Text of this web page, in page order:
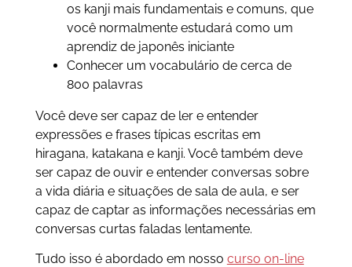
os kanji mais fundamentais e comuns, que
você normalmente estudará como um
aprendiz de japonês iniciante
Conhecer um vocabulário de cerca de
800 palavras
Você deve ser capaz de ler e entender
expressões e frases típicas escritas em
hiragana, katakana e kanji. Você também deve
ser capaz de ouvir e entender conversas sobre
a vida diária e situações de sala de aula, e ser
capaz de captar as informações necessárias em
conversas curtas faladas lentamente.
Tudo isso é abordado em nosso curso on-line